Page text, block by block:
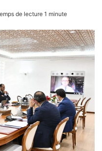
de lecture 1 minute